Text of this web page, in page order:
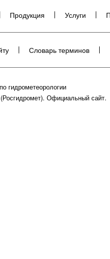
Продукция Услуги
Словарь терминов
гидрометеорологии
Официальный сайт.